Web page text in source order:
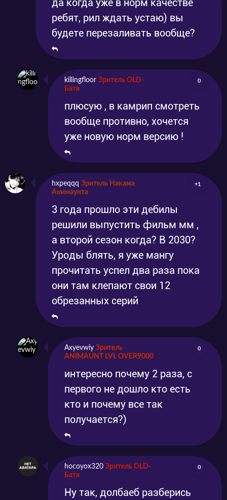
да когда уже в норм качестве
ребят, рил ждать устаю) вы
будете перезаливать вообще?
killingfloor Зритель OLD-
Батя
0
плюсую , в камрип смотреть
вообще противно, хочется
уже новую норм версию !
hxpeqqq Зритель Накама
Анимаунта
+1
3 года прошло эти дебилы
решили выпустить фильм мм ,
а второй сезон когда? В 2030?
Уроды блять, я уже мангу
прочитать успел два раза пока
они там клепают свои 12
обрезанных серий
Axyevwiy Зритель
ANIMAUNT LVL OVER9000
0
интересно почему 2 раза, с
первого не дошло кто есть
кто и почему все так
получается?)
hocoyox320 Зритель OLD-
Батя
0
Ну так, долбаеб разберись